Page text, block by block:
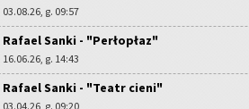
03.08.26, g. 09:57
Rafael Sanki - "Perłopłaz"
16.06.26, g. 14:43
Rafael Sanki - "Teatr cieni"
03.04.26, g. 09:20